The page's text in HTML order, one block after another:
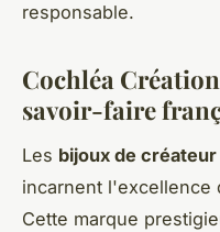
responsable.
Cochléa
savoir-faire
Les bijoux de créateur
incarnent l'excellence
Cette marque